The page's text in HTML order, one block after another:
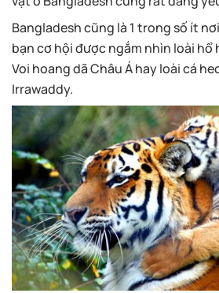
Bangladesh cũng là 1 trong số ít
bạn cơ hội được ngắm nhìn loài hổ
Voi hoang dã Châu Á hay loài cá
Irrawaddy.